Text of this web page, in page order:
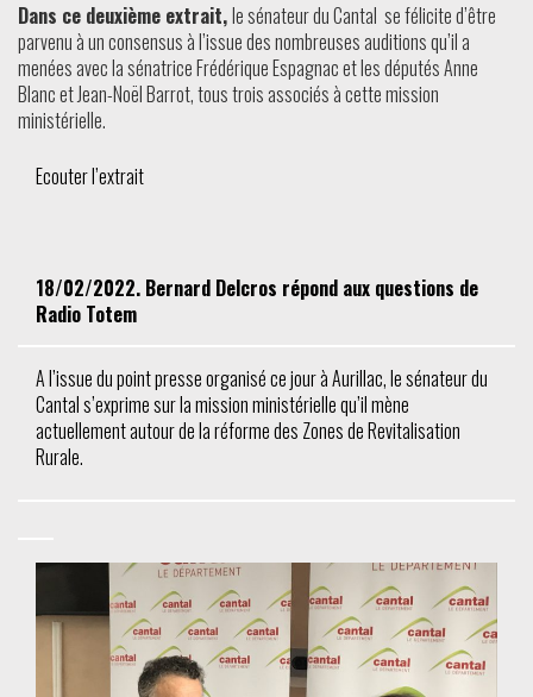
Dans ce deuxième extrait,le sénateur du Cantal se félicite d’être
parvenu à un consensus à l’issue des nombreuses auditions qu’il a
menées avec la sénatrice Frédérique Espagnac et les députés Anne
Blanc et Jean-Noël Barrot, tous trois associés à cette mission
ministérielle.
Ecouter l’extrait
18/02/2022. Bernard Delcros répond aux questions de
Radio Totem
A l’issue du point presse organisé ce jour à Aurillac, le sénateur du
Cantal s’exprime sur la mission ministérielle qu’il mène
actuellement autour de la réforme des Zones de Revitalisation
Rurale.